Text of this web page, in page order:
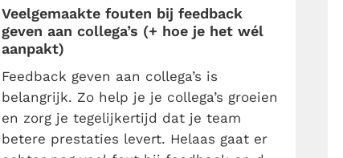
Veelgemaakte fouten bij feedback
geven aan collega’s (+ hoe je het wél
aanpakt)
Feedback geven aan collega’s is
belangrijk. Zo help je je collega’s groeien
en zorg je tegelijkertijd dat je team
betere prestaties levert. Helaas gaat er